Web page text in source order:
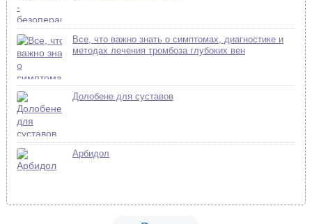
Все, что важно знать о симптомах, диагностике и
методах лечения тромбоза глубоких вен
Долобене для суставов
Арбидол